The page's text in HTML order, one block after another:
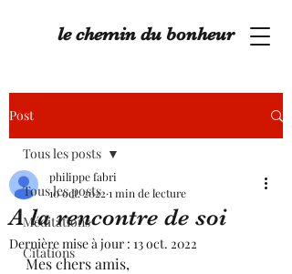
le chemin du bonheur
Post
Tous les posts
Méditations
Citations
Tous les posts
A la rencontre de soi
philippe fabri
10 oct. 2022 1 min de lecture
Dernière mise à jour : 13 oct. 2022
Mes chers amis,